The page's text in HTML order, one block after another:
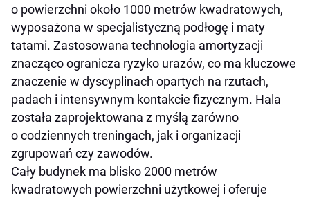
o powierzchni około 1000 metrów kwadratowych,
wyposażona w specjalistyczną podłogę i maty
tatami. Zastosowana technologia amortyzacji
znacząco ogranicza ryzyko urazów, co ma kluczowe
znaczenie w dyscyplinach opartych na rzutach,
padach i intensywnym kontakcie fizycznym. Hala
została zaprojektowana z myślą zarówno
o codziennych treningach, jak i organizacji
zgrupowań czy zawodów.
Cały budynek ma blisko 2000 metrów
kwadratowych powierzchni użytkowej i oferuje